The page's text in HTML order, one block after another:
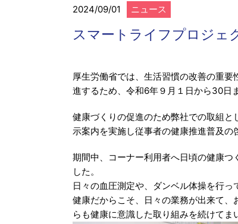
2024/09/01 ニュース
スマートライフプロジェ
厚生労働省では、生活習慣の改善の重
進するため、令和6年９月１日から30日
健康づくりの促進のため弊社での取組
示案内を実施し従事者の健康推進普及の
期間中、コーナー利用者へ日頃の健康
した。
日々の血圧測定や、ダンベル体操を行っ
健康だからこそ、日々の業務が出来て
らも健康に意識した取り組みを続けてま